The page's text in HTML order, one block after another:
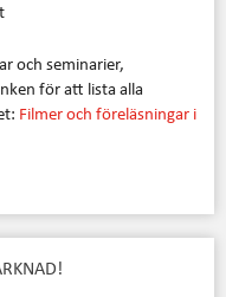
och seminarier,
för att lista alla
Filmer och föreläsningar i